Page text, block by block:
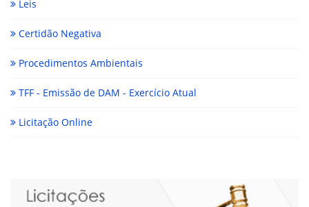
Leis
Certidão Negativa
Procedimentos Ambientais
TFF - Emissão de DAM - Exercício Atual
Licitação Online